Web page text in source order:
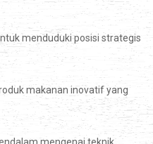
menduduki posisi strategis
makanan inovatif yang